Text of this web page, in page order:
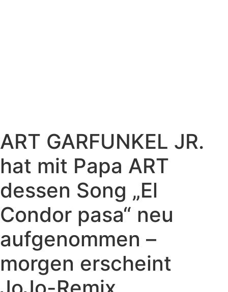
ART GARFUNKEL JR.
hat mit Papa ART
dessen Song „El
Condor pasa“ neu
aufgenommen –
morgen erscheint